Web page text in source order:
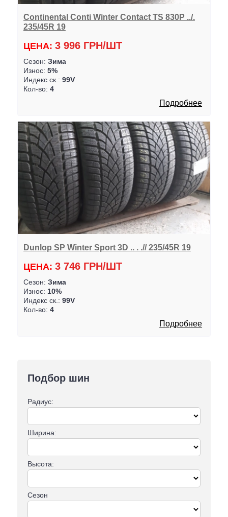
Подбор шин
Радиус:
Ширина:
Высота:
Сезон
Continental Conti Winter Contact TS 830P ../.
235/45R 19
ЦЕНА: 3 996 ГРН/ШТ
Сезон: Зима
Износ: 5%
Индекс ск.: 99V
Кол-во: 4
Подробнее
Dunlop SP Winter Sport 3D .. . .// 235/45R 19
ЦЕНА: 3 746 ГРН/ШТ
Сезон: Зима
Износ: 10%
Индекс ск.: 99V
Кол-во: 4
Подробнее